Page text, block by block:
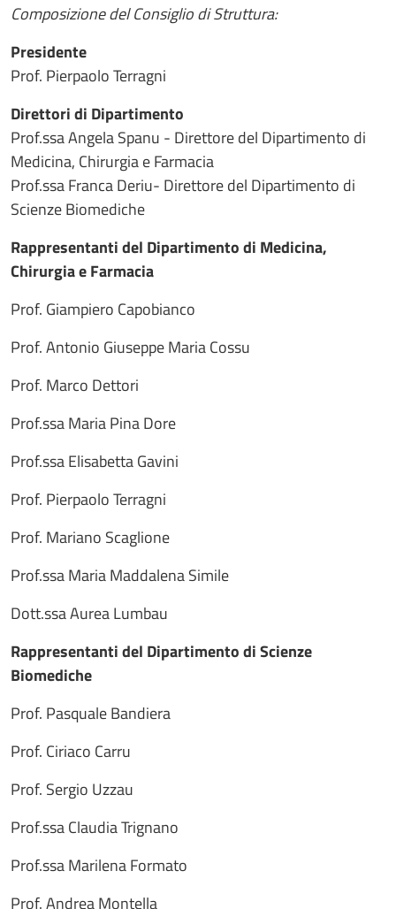
Composizione del Consiglio di Struttura:
Presidente
Prof. Pierpaolo Terragni
Direttori di Dipartimento
Prof.ssa Angela Spanu - Direttore del Dipartimento di
Medicina, Chirurgia e Farmacia
Prof.ssa Franca Deriu- Direttore del Dipartimento di
Scienze Biomediche
Rappresentanti del Dipartimento di Medicina,
Chirurgia e Farmacia
Prof. Giampiero Capobianco
Prof. Antonio Giuseppe Maria Cossu
Prof. Marco Dettori
Prof.ssa Maria Pina Dore
Prof.ssa Elisabetta Gavini
Prof. Pierpaolo Terragni
Prof. Mariano Scaglione
Prof.ssa Maria Maddalena Simile
Dott.ssa Aurea Lumbau
Rappresentanti del Dipartimento di Scienze
Biomediche
Prof. Pasquale Bandiera
Prof. Ciriaco Carru
Prof. Sergio Uzzau
Prof.ssa Claudia Trignano
Prof.ssa Marilena Formato
Prof. Andrea Montella